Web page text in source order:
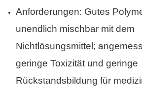
Anforderungen: Gutes
unendlich mischbar mit dem
Nichtlösungsmittel;
geringe Toxizität und geringe
Rückstandsbildung für